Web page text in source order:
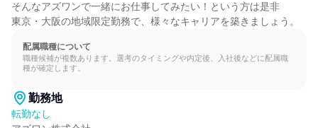
そんなアズワンで一緒にお仕事してみたい！という方は是非
東京・大阪の地域限定勤務で、様々なキャリアを築きましょう。
配属職種について
職種候補が複数あります。選考のタイミングや内定後、入社後などに配属職
種が確定します。
勤務地
転勤なし